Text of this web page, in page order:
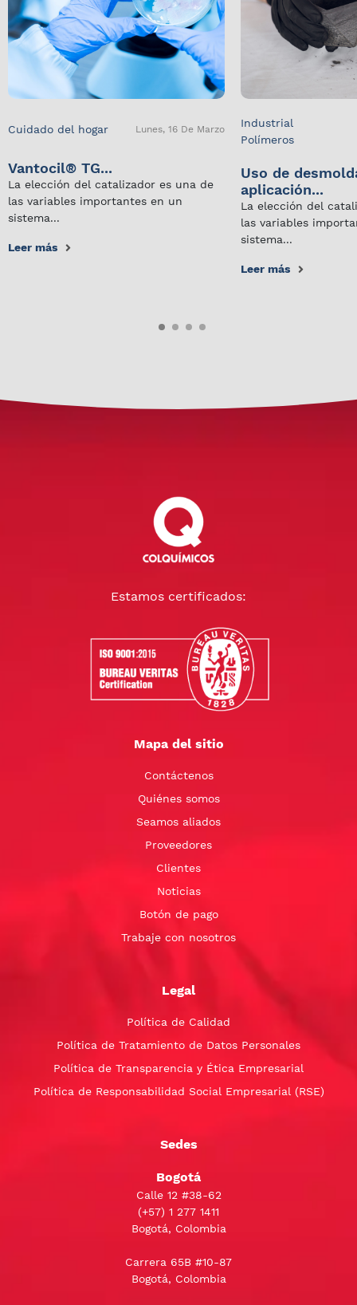
Cuidado del hogar Lunes, 16 De Marzo
Vantocil® TG...
La elección del catalizador es una de
las variables importantes en un
sistema...
Leer más
Industrial
Polímeros
Uso de
aplicación...
La elección del
las variables
sistema...
Leer más
Estamos certificados:
Mapa del sitio
Contáctenos
Quiénes somos
Seamos aliados
Proveedores
Clientes
Noticias
Botón de pago
Trabaje con nosotros
Legal
Política de Calidad
Política de Tratamiento de Datos Personales
Política de Transparencia y Ética Empresarial
Política de Responsabilidad Social Empresarial (RSE)
Sedes
Bogotá
Calle 12 #38-62
(+57) 1 277 1411
Bogotá, Colombia
Carrera 65B #10-87
Bogotá, Colombia